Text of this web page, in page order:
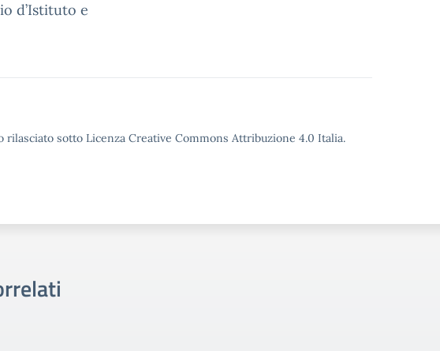
d’Istituto e
sotto Licenza Creative Commons Attribuzione 4.0 Italia.